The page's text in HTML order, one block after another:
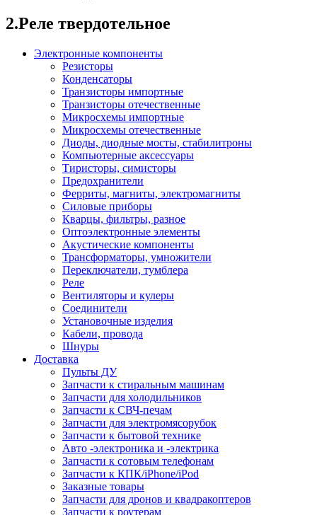
2.Реле твердотельное
Электронные компоненты
Резисторы
Конденсаторы
Транзисторы импортные
Транзисторы отечественные
Микросхемы импортные
Микросхемы отечественные
Диоды, диодные мосты, стабилитроны
Компьютерные аксессуары
Тиристоры, симисторы
Предохранители
Ферриты, магниты, электромагниты
Силовые приборы
Кварцы, фильтры, разное
Оптоэлектронные элементы
Акустические компоненты
Трансформаторы, умножители
Переключатели, тумблера
Реле
Вентиляторы и кулеры
Соединители
Установочные изделия
Кабели, провода
Шнуры
Доставка
Пульты ДУ
Запчасти к стиральным машинам
Запчасти для холодильников
Запчасти к СВЧ-печам
Запчасти для электромясорубок
Запчасти к бытовой технике
Авто -электроника и -электрика
Запчасти к сотовым телефонам
Запчасти к КПК/iPhone/iPod
Заказные товары
Запчасти для дронов и квадракоптеров
Запчасти к роутерам